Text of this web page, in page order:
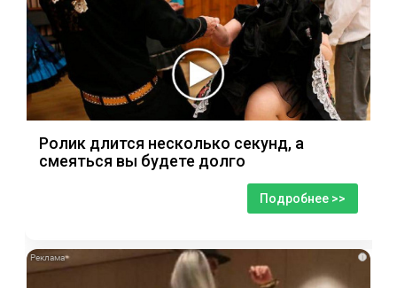
Ролик длится несколько секунд, а
смеяться вы будете долго
Подробнее >>
i